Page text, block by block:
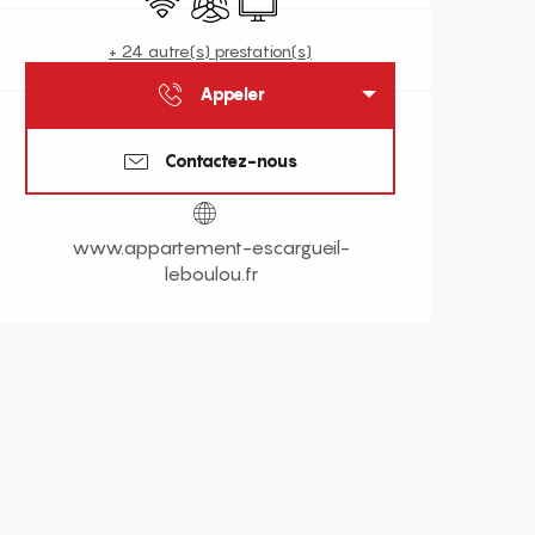
+ 24 autre(s) prestation(s)
Appeler
Contactez-nous
www.appartement-escargueil-
leboulou.fr